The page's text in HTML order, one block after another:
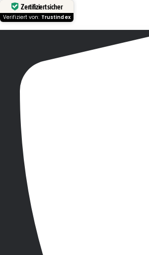
Zertifiziert sicher
Verifiziert von: Trustindex